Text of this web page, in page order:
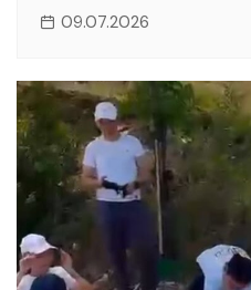
09.07.2026